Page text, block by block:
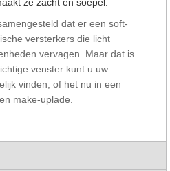
dat er een soft-
versterkers die licht
vervagen. Maar dat is
venster kunt u uw
vinden, of het nu in een
make-uplade.